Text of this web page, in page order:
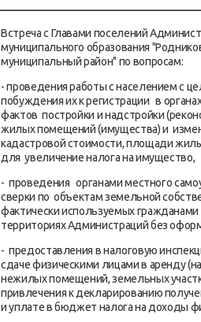
Встреча с Главами поселений
муниципального образования
муниципальный район" по вопросам:
- проведения работы с населением с
побуждения их к регистрации в
фактов постройки и надстройки
жилых помещений (имущества) и
кадастровой стоимости, площади
для увеличение налога на имущество,
- проведения органами местного
сверки по объектам земельной
фактически используемых гражданами
территориях Администраций без
- предоставления в налоговую
сдаче физическими лицами в аренду
нежилых помещений, земельных
привлечения к декларированию
и уплате в бюджет налога на доходы